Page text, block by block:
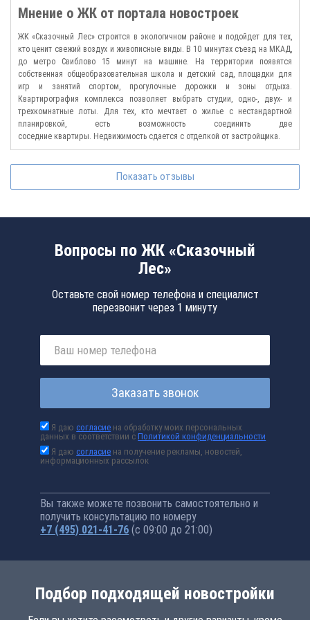
Мнение о ЖК от портала новостроек
ЖК «Сказочный Лес» строится в экологичном районе и подойдет для тех,
кто ценит свежий воздух и живописные виды. В 10 минутах съезд на МКАД,
до метро Свиблово 15 минут на машине. На территории появятся
собственная общеобразовательная школа и детский сад, площадки для
игр и занятий спортом, прогулочные дорожки и зоны отдыха.
Квартирография комплекса позволяет выбрать студии, одно-, двух- и
трехкомнатные лоты. Для тех, кто мечтает о жилье с нестандартной
планировкой, есть возможность соединить две
соседние квартиры. Недвижимость сдается с отделкой от застройщика.
Показать отзывы
Вопросы по ЖК «Сказочный
Лес»
Оставьте свой номер телефона и специалист
перезвонит через 1 минуту
Заказать звонок
Я даюсогласие на обработку моих персональных
данных в соответствии сПолитикой конфиденциальности
Я даюсогласие на получение рекламы, новостей,
информационных рассылок
Вы также можете позвонить самостоятельно и
получить консультацию по номеру
+7 (495) 021-41-76 (с 09:00 до 21:00)
Подбор подходящей новостройки